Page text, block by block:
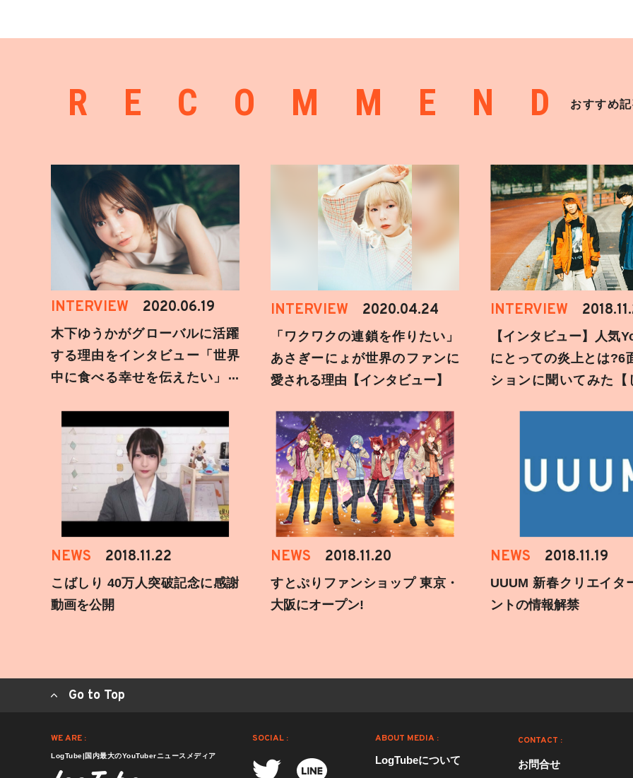
RECOMMENDおすすめ
INTERVIEW 2020.06.19
木下ゆうかがグローバルに活躍
する理由をインタビュー「世界
中に食べる幸せを伝えたい」新
INTERVIEW 2020.04.24
「ワクワクの連鎖を作りたい」
あさぎーにょが世界のファンに
愛される理由【インタビュー】
INTERVIEW
【インタビュー】人気
にとっての炎上とは?6
ションに聞いてみた【
NEWS 2018.11.22
こばしり 40万人突破記念に感謝
動画を公開
NEWS 2018.11.20
すとぷりファンショップ 東京・
大阪にオープン!
NEWS 2018.11.19
UUUM 新春クリエイタ
ントの情報解禁
Go to Top
WE ARE :
LogTube|国内最大のYouTuberニュースメディア
SOCIAL : ABOUT MEDIA :
LogTubeについて
CONTACT :
お問合せ